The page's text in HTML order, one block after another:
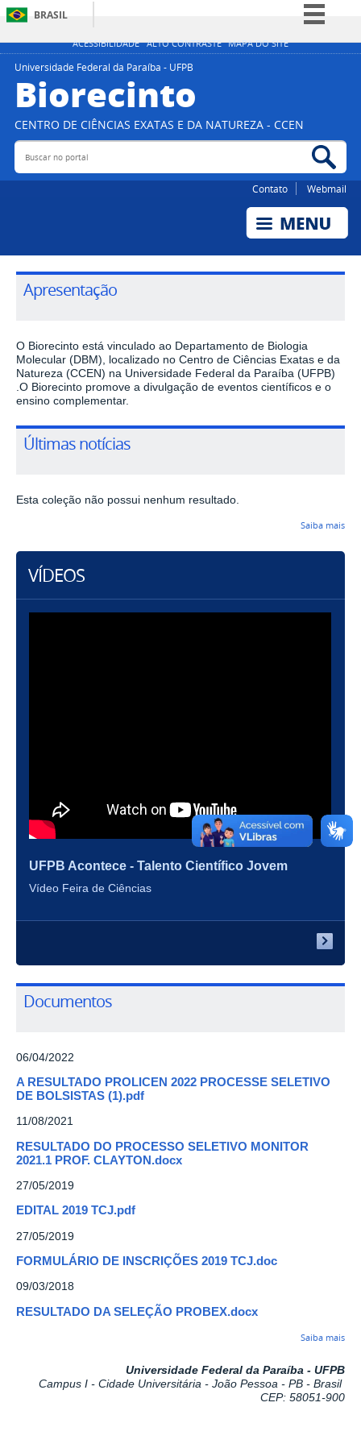
ACESSIBILIDADE ALTO CONTRASTE MAPA DO SITE
BRASIL
Simplifique!
Acesso à informação
Legislação
Universidade Federal da Paraíba - UFPB
Biorecinto
CENTRO DE CIÊNCIAS EXATAS E DA NATUREZA - CCEN
Buscar no portal
Contato Webmail
Apresentação
O Biorecinto está vinculado ao Departamento de Biologia
Molecular (DBM), localizado no Centro de Ciências Exatas e da
Natureza (CCEN) na Universidade Federal da Paraíba (UFPB)
.O Biorecinto promove a divulgação de eventos científicos e o
ensino complementar.
Últimas notícias
Esta coleção não possui nenhum resultado.
Saiba mais
VÍDEOS
UFPB Acontece - Talento Científico Jovem
Vídeo Feira de Ciências
Documentos
06/04/2022
A RESULTADO PROLICEN 2022 PROCESSE SELETIVO
DE BOLSISTAS (1).pdf
11/08/2021
RESULTADO DO PROCESSO SELETIVO MONITOR
2021.1 PROF. CLAYTON.docx
27/05/2019
EDITAL 2019 TCJ.pdf
27/05/2019
FORMULÁRIO DE INSCRIÇÕES 2019 TCJ.doc
09/03/2018
RESULTADO DA SELEÇÃO PROBEX.docx
Saiba mais
Universidade Federal da Paraíba - UFPB
Campus I - Cidade Universitária - João Pessoa - PB - Brasil
CEP: 58051-900